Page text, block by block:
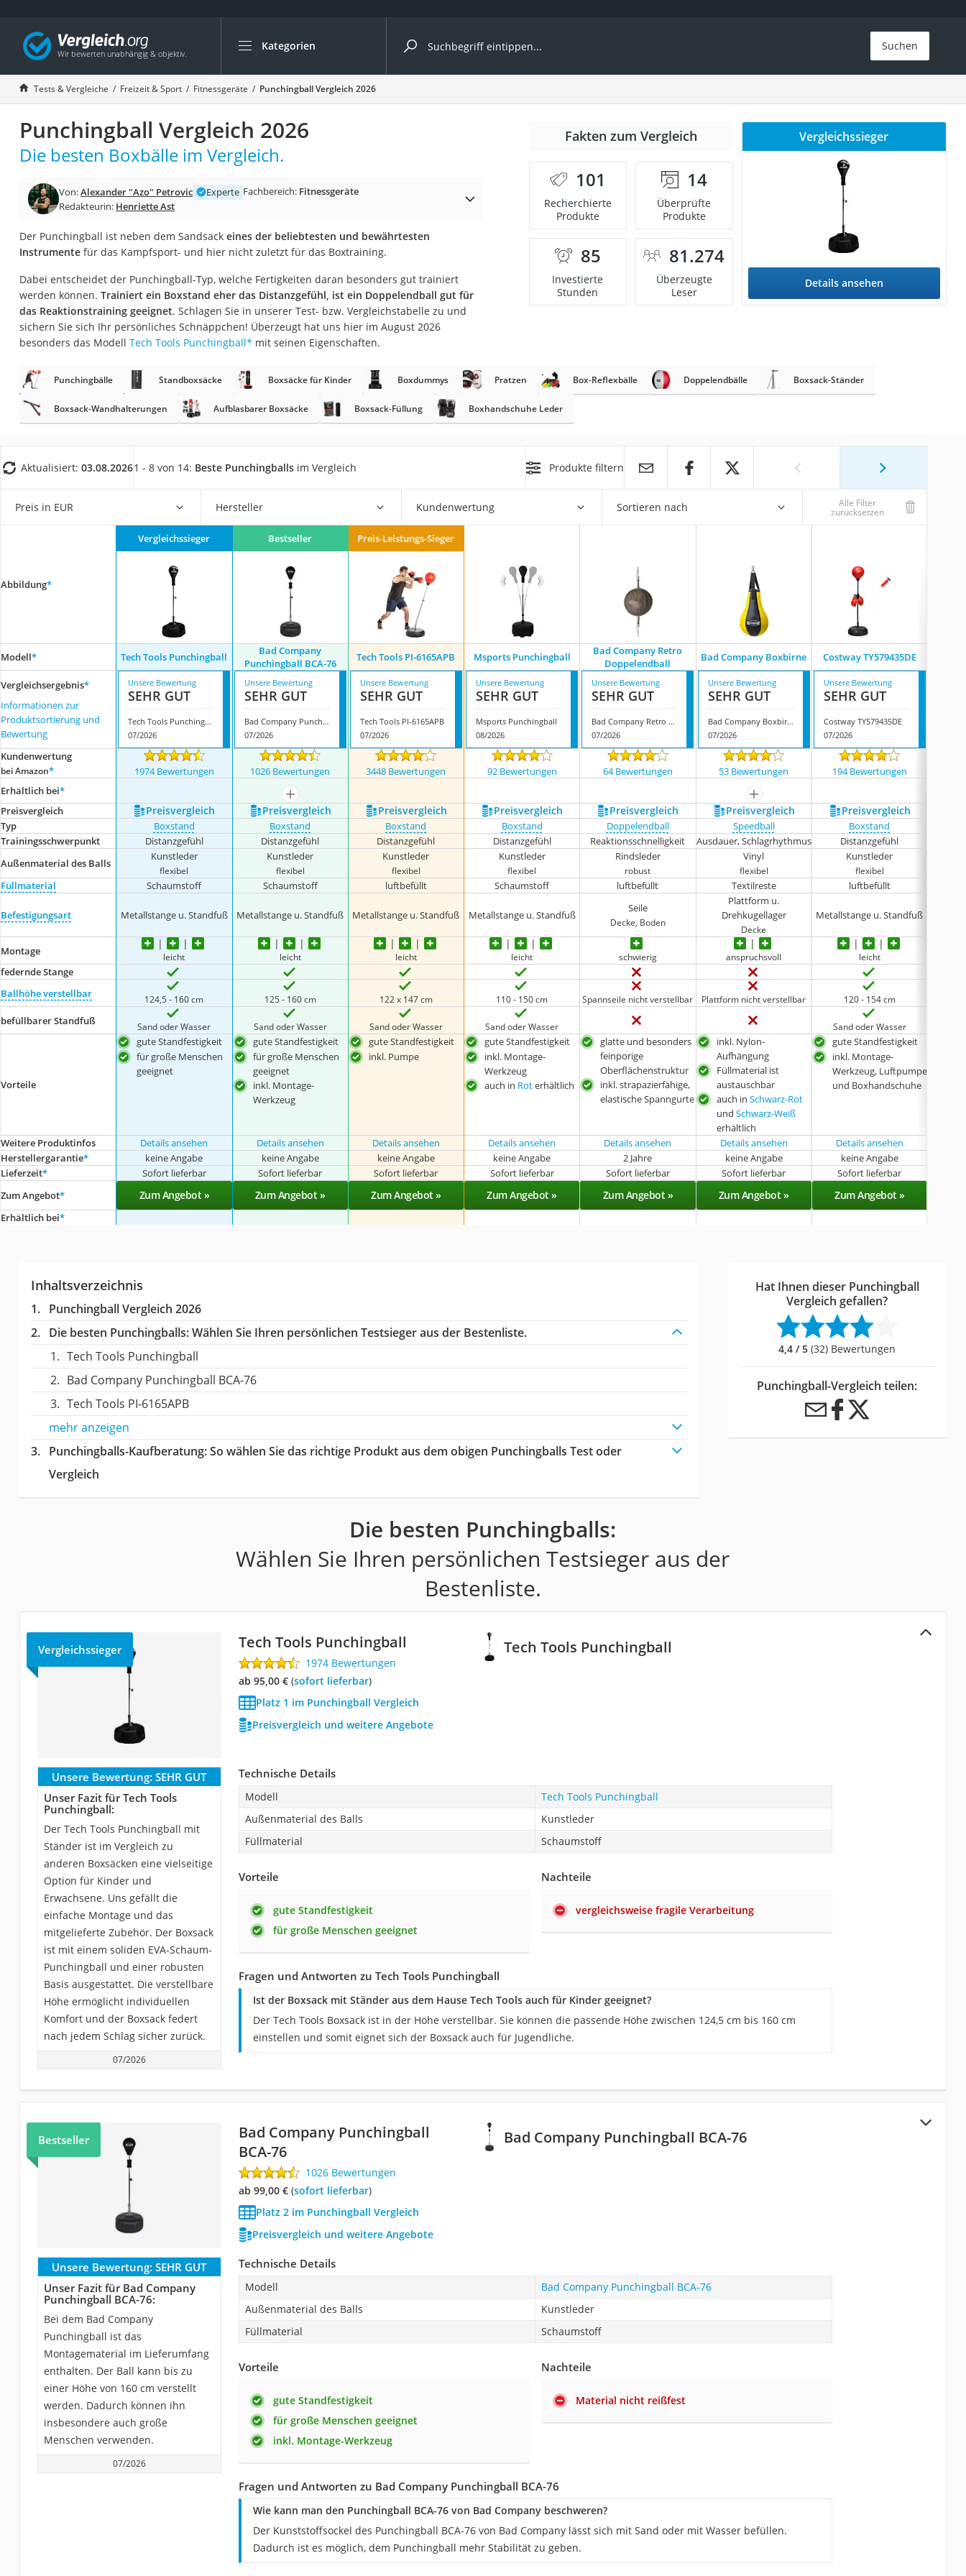
Kategorien
Die beliebtesten Vergleiche nach Kategorie
Freizeit & Sport
Gartentrampolin
Trampolin
Metalldetektor
Eufab-Fahrradträger
Trampolin 366 cm
Aluminium-Koffer
Air Bike
E-Bike-Dreirad
Trekkingschuhe Herren
Klimmzugstation
Koffer
Nachtsichtgerät
Handgepäck-Koffer
Wanderschuhe Herren
Sicherheitsweste Reiten
Suchen
Tests & Vergleiche Freizeit & Sport Fitnessgeräte Punchingball Vergleich 2026
Punchingball Vergleich 2026
Die besten Boxbälle im Vergleich.
Von:Alexander "Azo" Petrovic Experte Fachbereich: Fitnessgeräte
Redakteurin: Henriette Ast
Der Punchingball ist neben dem Sandsack eines der beliebtesten und bewährtesten
Instrumentefür das Kampfsport- und hier nicht zuletzt für das Boxtraining.
Dabei entscheidet der Punchingball-Typ, welche Fertigkeiten daran besonders gut trainiert
werden können. Trainiert ein Boxstand eher das Distanzgefühl, ist ein Doppelendball gut für
das Reaktionstraining geeignet. Schlagen Sie in unserer Test- bzw. Vergleichstabelle zu und
sichern Sie sich Ihr persönliches Schnäppchen! Überzeugt hat uns hier im August 2026
besonders das Modell Tech Tools Punchingball* mit seinen Eigenschaften.
Fakten zum Vergleich
101
Recherchierte
Produkte
14
Überprüfte
Produkte
85
Investierte
Stunden
81.274
Überzeugte
Leser
Vergleichssieger
Details ansehen
Punchingbälle Standboxsäcke Boxsäcke für Kinder Boxdummys Pratzen Box-Reflexbälle Doppelendbälle Boxsack-Ständer
Boxsack-Wandhalterungen Aufblasbarer Boxsäcke Boxsack-Füllung Boxhandschuhe Leder
Aktualisiert: 03.08.20261 - 8 von 14: Beste Punchingballs im Vergleich Produkte filtern
Preis in EUR Hersteller Kundenwertung Sortieren nach Alle Filter
zurücksetzen
Abbildung*
Vergleichssieger Bestseller Preis-Leistungs-Sieger
Modell* Tech Tools Punchingball
Bad Company
Punchingball BCA-76
Tech Tools PI-6165APB Msports Punchingball
Bad Company Retro
Doppelendball
Bad Company Boxbirne Costway TY579435DE
Vergleichsergebnis*
Informationen zur
Produktsortierung und
Bewertung
Unsere Bewertung
SEHR GUT
Tech Tools Punchingball
07/2026
Unsere Bewertung
SEHR GUT
Bad Company Punchingball BCA-76
07/2026
Unsere Bewertung
SEHR GUT
Tech Tools PI-6165APB
07/2026
Unsere Bewertung
SEHR GUT
Msports Punchingball
08/2026
Unsere Bewertung
SEHR GUT
Bad Company Retro Doppelendball
07/2026
Unsere Bewertung
SEHR GUT
Bad Company Boxbirne
07/2026
Unsere Bewertung
SEHR GUT
Costway TY579435DE
07/2026
Kundenwertung
bei Amazon* 1974 Bewertungen 1026 Bewertungen 3448 Bewertungen 92 Bewertungen 64 Bewertungen 53 Bewertungen 194 Bewertungen
Erhältlich bei*
mehr anzeigen
mehr anzeigen
Preis­vergleich
Preis­vergleich Preis­vergleich Preis­vergleich Preis­vergleich Preis­vergleich Preis­vergleich Preis­vergleich
Typ Boxstand Boxstand Boxstand Boxstand Doppelendball Speedball Boxstand
Trainingsschwerpunkt
Distanzgefühl Distanzgefühl Distanzgefühl Distanzgefühl Reaktionsschnelligkeit Ausdauer, Schlagrhythmus Distanzgefühl
Außenmaterial des Balls
Kunstleder
flexibel
Kunstleder
flexibel
Kunstleder
flexibel
Kunstleder
flexibel
Rindsleder
robust
Vinyl
flexibel
Kunstleder
flexibel
Füllmaterial Schaumstoff Schaumstoff luftbefüllt Schaumstoff luftbefüllt Textilreste luftbefüllt
Befestigungsart Metallstange u. Standfuß Metallstange u. Standfuß Metallstange u. Standfuß Metallstange u. Standfuß
Seile
Decke, Boden
Plattform u.
Drehkugellager
Decke
Metallstange u. Standfuß
Montage leicht leicht leicht leicht schwierig anspruchsvoll leicht
federnde Stange
Ballhöhe verstellbar
124,5 - 160 cm 125 - 160 cm 122 x 147 cm 110 - 150 cm Spannseile nicht verstellbar Plattform nicht verstellbar 120 - 154 cm
befüllbarer Standfuß Sand oder Wasser Sand oder Wasser Sand oder Wasser Sand oder Wasser Sand oder Wasser
Vorteile
gute Standfestigkeit
für große Menschen
geeignet
gute Standfestigkeit
für große Menschen
geeignet
inkl. Montage-
Werkzeug
gute Standfestigkeit
inkl. Pumpe
gute Standfestigkeit
inkl. Montage-
Werkzeug
auch in Roterhältlich
glatte und besonders
feinporige
Oberflächenstruktur
inkl. strapazierfähige,
elastische Spanngurte
inkl. Nylon-
Aufhängung
Füllmaterial ist
austauschbar
auch in Schwarz-Rot
und Schwarz-Weiß
erhältlich
gute Standfestigkeit
inkl. Montage-
Werkzeug, Luftpumpe
und Boxhandschuhe
Weitere Produktinfos Details ansehen Details ansehen Details ansehen Details ansehen Details ansehen Details ansehen
Details ansehen
Herstellergarantie* keine Angabe keine Angabe keine Angabe keine Angabe 2 Jahre keine Angabe keine Angabe
Lieferzeit* Sofort lieferbar Sofort lieferbar Sofort lieferbar Sofort lieferbar Sofort lieferbar Sofort lieferbar Sofort lieferbar
Zum Angebot* Zum Angebot » Zum Angebot » Zum Angebot » Zum Angebot » Zum Angebot » Zum Angebot » Zum Angebot »
Erhältlich bei*
Inhaltsverzeichnis
Punchingball Vergleich 2026
Die besten Punchingballs:Wählen Sie Ihren persönlichen Testsieger aus der Bestenliste.
Tech Tools Punchingball
Bad Company Punchingball BCA-76
Tech Tools PI-6165APB
mehr anzeigen
Punchingballs-Kaufberatung: So wählen Sie das richtige Produkt aus dem obigen Punchingballs Test oder
Vergleich
Hat Ihnen dieser Punchingball
Vergleich gefallen?
4,4 / 5 (32) Bewertungen
Punchingball-Vergleich teilen:
Die besten Punchingballs:
Wählen Sie Ihren persönlichen Testsieger aus der
Bestenliste.
Tech Tools Punchingball
Vergleichssieger Tech Tools Punchingball
1974 Bewertungen
ab 95,00 €( Sofort lieferbar)
Platz 1 im Punchingball Vergleich
Preisvergleich und weitere Angebote
Unsere Bewertung: SEHR GUT
Unser Fazit für Tech Tools
Punchingball:
Der Tech Tools Punchingball mit
Ständer ist im Vergleich zu
anderen Boxsäcken eine vielseitige
Option für Kinder und
Erwachsene. Uns gefällt die
einfache Montage und das
mitgelieferte Zubehör. Der Boxsack
ist mit einem soliden EVA-Schaum-
Punchingball und einer robusten
Basis ausgestattet. Die verstellbare
Höhe ermöglicht individuellen
Komfort und der Boxsack federt
nach jedem Schlag sicher zurück.
07/2026
Technische Details
Modell
Tech Tools Punchingball
Außenmaterial des Balls
Kunstleder
Füllmaterial
Schaumstoff
Vorteile
gute Standfestigkeit
für große Menschen geeignet
Nachteile
vergleichsweise fragile Verarbeitung
Fragen und Antworten zu Tech Tools Punchingball
Ist der Boxsack mit Ständer aus dem Hause Tech Tools auch für Kinder geeignet?
Der Tech Tools Boxsack ist in der Höhe verstellbar. Sie können die passende Höhe zwischen 124,5 cm bis 160 cm
einstellen und somit eignet sich der Boxsack auch für Jugendliche.
Bad Company Punchingball BCA-76
Bestseller
Bad Company Punchingball
BCA-76
1026 Bewertungen
ab 99,00 €( Sofort lieferbar)
Platz 2 im Punchingball Vergleich
Preisvergleich und weitere Angebote
Unsere Bewertung: SEHR GUT
Unser Fazit für Bad Company
Punchingball BCA-76:
Bei dem Bad Company
Punchingball ist das
Montagematerial im Lieferumfang
enthalten. Der Ball kann bis zu
einer Höhe von 160 cm verstellt
werden. Dadurch können ihn
insbesondere auch große
Menschen verwenden.
07/2026
Technische Details
Modell
Bad Company Punchingball BCA-76
Außenmaterial des Balls
Kunstleder
Füllmaterial
Schaumstoff
Vorteile
gute Standfestigkeit
für große Menschen geeignet
inkl. Montage-Werkzeug
Nachteile
Material nicht reißfest
Fragen und Antworten zu Bad Company Punchingball BCA-76
Wie kann man den Punchingball BCA-76 von Bad Company beschweren?
Der Kunststoffsockel des Punchingball BCA-76 von Bad Company lässt sich mit Sand oder mit Wasser befüllen.
Dadurch ist es möglich, dem Punchingball mehr Stabilität zu geben.